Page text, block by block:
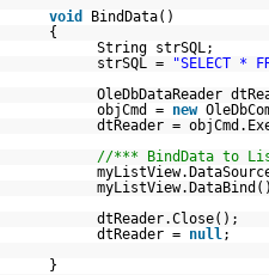
void
BindData()
{
String strSQL;
strSQL = "SELECT *
OleDbDataReader
objCmd = new
dtReader =
//*** BindData to
dtReader.Close();
dtReader = null;
}